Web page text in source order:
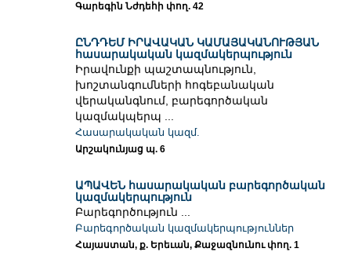
Գարեգին Նժդեհի փող. 42
ԸՆԴԴԵՄ ԻՐԱՎԱԿԱՆ ԿԱՄԱՅԱԿԱՆՈՒԹՅԱՆ
հասարակական կազմակերպություն
Իրավունքի պաշտապնություն,
խոշտանգումների հոգեբանական
վերականգնում, բարեգործական
կազմակպերպ ...
Հասարակական կազմ.
Արշակունյաց պ. 6
ԱՊԱՎԵՆ հասարակական բարեգործական
կազմակերպություն
Բարեգործություն ...
Բարեգործական կազմակերպություններ
Հայաստան, ք. Երեւան, Քաջազնունու փող. 1